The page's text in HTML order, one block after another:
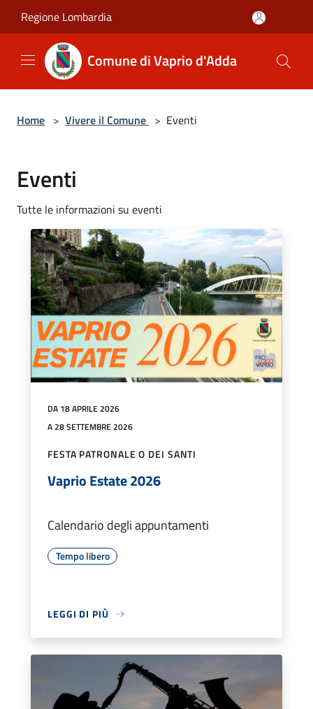
Regione Lombardia
Comune di Vaprio d'Adda
Home > Vivere il Comune > Eventi
Eventi
Tutte le informazioni su eventi
DA 18 APRILE 2026
A 28 SETTEMBRE 2026
FESTA PATRONALE O DEI SANTI
Vaprio Estate 2026
Calendario degli appuntamenti
Tempo libero
LEGGI DI PIÙ